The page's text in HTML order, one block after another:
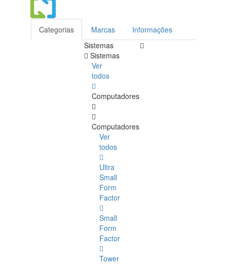
Categorias Marcas
Informações
Sistemas
Sistemas
Ver
todos
Computadores
Computadores
Ver
todos
Ultra
Small
Form
Factor
Small
Form
Factor
Tower